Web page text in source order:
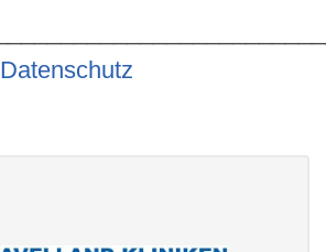
Datenschutz